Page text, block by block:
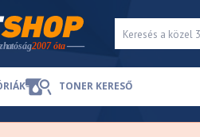
TONER KERESŐ